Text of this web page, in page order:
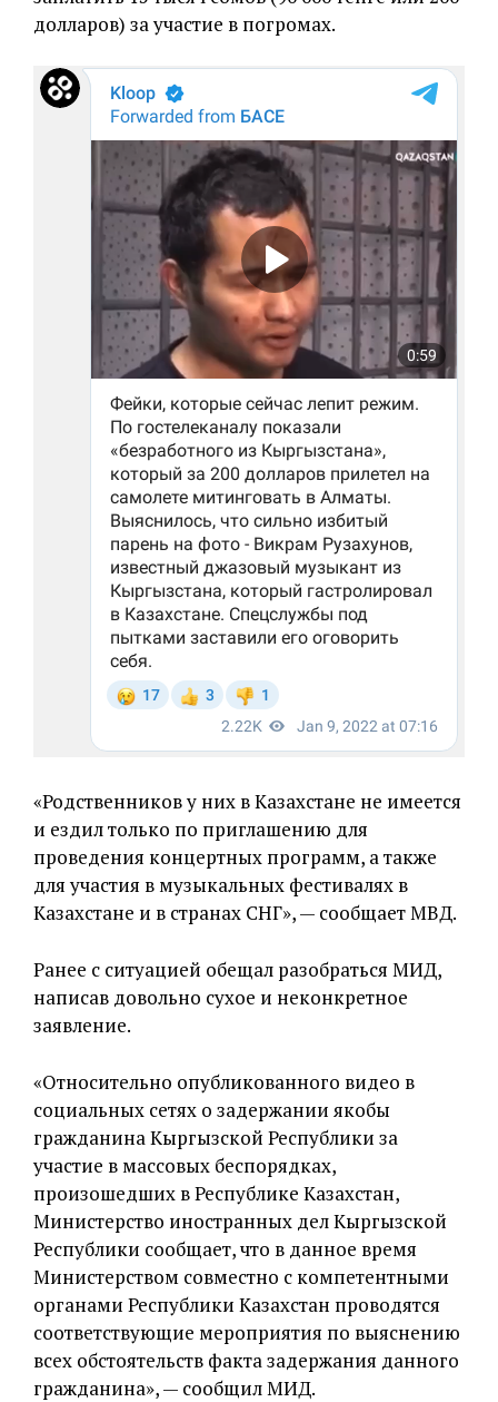
долларов) за участие в погромах.
«Родственников у них в Казахстане не имеется
и ездил только по приглашению для
проведения концертных программ, а также
для участия в музыкальных фестивалях в
Казахстане и в странах СНГ», — сообщает МВД.
Ранее с ситуацией обещал разобраться МИД,
написав довольно сухое и неконкретное
заявление.
«Относительно опубликованного видео в
социальных сетях о задержании якобы
гражданина Кыргызской Республики за
участие в массовых беспорядках,
произошедших в Республике Казахстан,
Министерство иностранных дел Кыргызской
Республики сообщает, что в данное время
Министерством совместно с компетентными
органами Республики Казахстан проводятся
соответствующие мероприятия по выяснению
всех обстоятельств факта задержания данного
гражданина», — сообщил МИД.